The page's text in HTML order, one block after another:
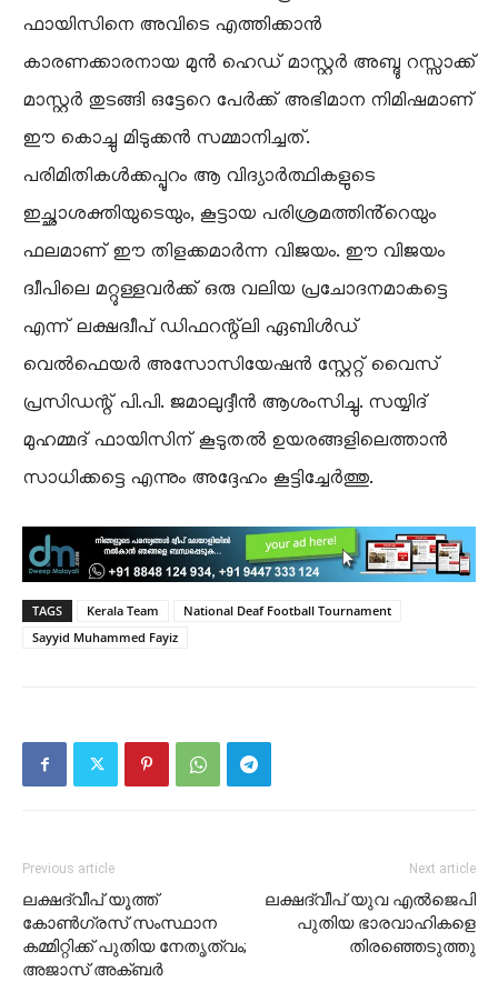
ഫായിസിനെ അവിടെ എത്തിക്കാൻ
കാരണക്കാരനായ മുൻ ഹെഡ് മാസ്റ്റർ അബ്ദു റസ്സാക്ക്
മാസ്റ്റർ തുടങ്ങി ഒട്ടേറെ പേർക്ക് അഭിമാന നിമിഷമാണ്
ഈ കൊച്ചു മിടുക്കൻ സമ്മാനിച്ചത്.
പരിമിതികൾക്കപ്പുറം ആ വിദ്യാർത്ഥികളുടെ
ഇച്ഛാശക്തിയുടെയും, കൂട്ടായ പരിശ്രമത്തിൻ്റെയും
ഫലമാണ് ഈ തിളക്കമാർന്ന വിജയം. ഈ വിജയം
ദ്വീപിലെ മറ്റുള്ളവർക്ക് ഒരു വലിയ പ്രചോദനമാകട്ടെ
എന്ന് ലക്ഷദ്വീപ് ഡിഫറന്റ്‌ലി ഏബിൾഡ്
വെൽഫെയർ അസോസിയേഷൻ സ്റ്റേറ്റ് വൈസ്
പ്രസിഡന്റ് പി.പി. ജമാലുദ്ദീൻ ആശംസിച്ചു. സയ്യിദ്
മുഹമ്മദ് ഫായിസിന് കൂടുതൽ ഉയരങ്ങളിലെത്താൻ
സാധിക്കട്ടെ എന്നും അദ്ദേഹം കൂട്ടിച്ചേർത്തു.
TAGS Kerala Team
National Deaf Football Tournament
Sayyid Muhammed Fayiz
Previous article
ലക്ഷദ്വീപ് യൂത്ത്
കോൺഗ്രസ് സംസ്ഥാന
കമ്മിറ്റിക്ക് പുതിയ നേതൃത്വം;
അജാസ് അക്ബർ
Next article
ലക്ഷദ്വീപ് യുവ എൽജെപി
പുതിയ ഭാരവാഹികളെ
തിരഞ്ഞെടുത്തു